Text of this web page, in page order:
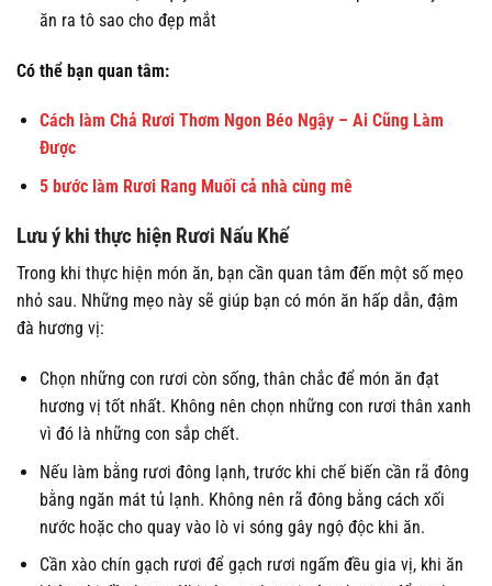
ăn ra tô sao cho đẹp mắt
Có thể bạn quan tâm:
Cách làm Chả Rươi Thơm Ngon Béo Ngậy – Ai Cũng Làm
Được
5 bước làm Rươi Rang Muối cả nhà cùng mê
Lưu ý khi thực hiện Rươi Nấu Khế
Trong khi thực hiện món ăn, bạn cần quan tâm đến một số mẹo
nhỏ sau. Những mẹo này sẽ giúp bạn có món ăn hấp dẫn, đậm
đà hương vị:
Chọn những con rươi còn sống, thân chắc để món ăn đạt
hương vị tốt nhất. Không nên chọn những con rươi thân xanh
vì đó là những con sắp chết.
Nếu làm bằng rươi đông lạnh, trước khi chế biến cần rã đông
bằng ngăn mát tủ lạnh. Không nên rã đông bằng cách xối
nước hoặc cho quay vào lò vi sóng gây ngộ độc khi ăn.
Cần xào chín gạch rươi để gạch rươi ngấm đều gia vị, khi ăn